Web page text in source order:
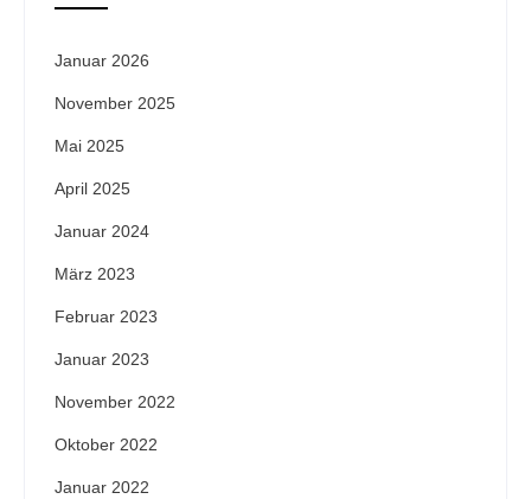
Januar 2026
November 2025
Mai 2025
April 2025
Januar 2024
März 2023
Februar 2023
Januar 2023
November 2022
Oktober 2022
Januar 2022